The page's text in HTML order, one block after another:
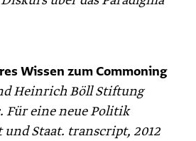
Wissen zum Commoning
Heinrich Böll Stiftung
Für eine neue Politik
Staat. transcript, 2012